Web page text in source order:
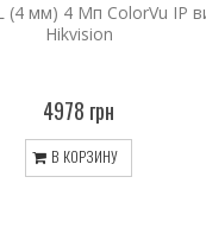
(4 мм) 4 Мп ColorVu IP
Hikvision
4978 грн
В КОРЗИНУ